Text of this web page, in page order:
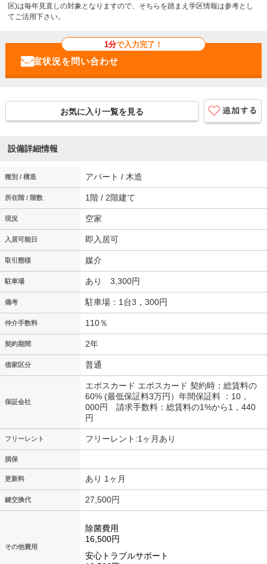
区)は毎年見直しの対象となりますので、そちらを踏まえ学区情報は参考とし
てご活用下さい。
1分で入力完了！
お気に入り一覧を見る
設備詳細情報
種別 / 構造 アパート / 木造
所在階 / 階数 1階 / 2階建て
現況 空家
入居可能日 即入居可
取引態様 媒介
駐車場 あり 3,300円
備考 駐車場：1台3，300円
仲介手数料 110％
契約期間 2年
借家区分 普通
保証会社
エポスカード エポスカード 契約時：総賃料の
60% (最低保証料3万円）年間保証料 ：10，
000円 請求手数料：総賃料の1%から1，440
円
フリーレント フリーレント:1ヶ月あり
損保
更新料 あり 1ヶ月
鍵交換代 27,500円
その他費用
除菌費用
16,500円
安心トラブルサポート